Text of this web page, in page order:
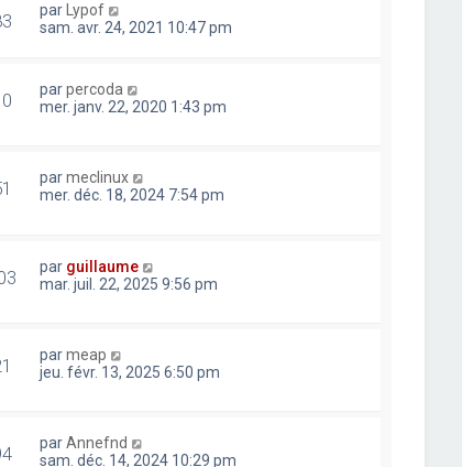
par Lypof
sam. avr. 24, 2021 10:47 pm
parpercoda
mer. janv. 22, 2020 1:43 pm
parmeclinux
mer. déc. 18, 2024 7:54 pm
par guillaume
mar. juil. 22, 2025 9:56 pm
parmeap
jeu. févr. 13, 2025 6:50 pm
parAnnefnd
sam. déc. 14, 2024 10:29 pm